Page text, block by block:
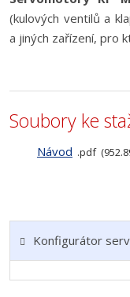
(kulových ventilů a
a jiných zařízení, pro
Soubory ke
Návod pdf
Konfigurátor